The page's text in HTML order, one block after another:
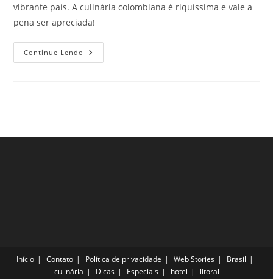
vibrante país. A culinária colombiana é riquíssima e vale a
pena ser apreciada!
Continue Lendo Deliciosas
Comidas
Próxima
Início Contato Política de privacidade Web Stories
Brasil
culinária
Dicas Especiais hotel litoral